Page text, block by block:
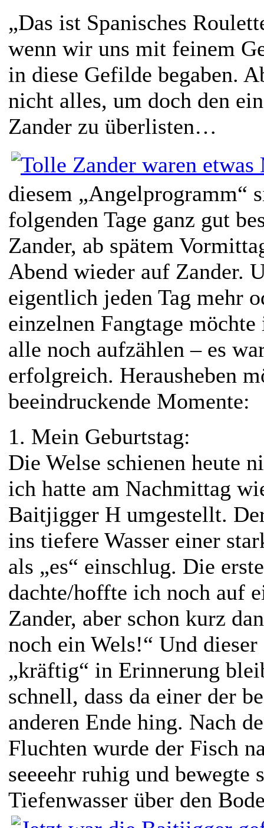
„Das ist Spanisches
wenn wir uns mit feinem
in diese Gefilde begaben.
nicht alles, um doch den
Zander zu überlisten…
diesem „Angelprogramm“
folgenden Tage ganz gut
Zander, ab spätem
Abend wieder auf Zander.
eigentlich jeden Tag mehr
einzelnen Fangtage
alle noch aufzählen – es
erfolgreich. Herausheben
beeindruckende Momente:
1. Mein Geburtstag:
Die Welse schienen heute
ich hatte am Nachmittag
Baitjigger H umgestellt.
ins tiefere Wasser einer
als „es“ einschlug. Die
dachte/hoffte ich noch auf
Zander, aber schon kurz
noch ein Wels!“ Und
„kräftig“ in Erinnerung
schnell, dass da einer der
anderen Ende hing. Nach
Fluchten wurde der Fisch
seeeehr ruhig und bewegte
Tiefenwasser über den